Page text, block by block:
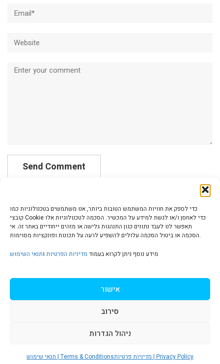
כדי לספק את חוויות המשתמש הטובות ביותר, אנו משתמשים בטכנולוגיות כמו
קובצי Cookie כדי לאחסן ו/או לגשת למידע על המכשיר. הסכמה לטכנולוגיות אלו
תאפשר לנו לעבד נתונים כגון התנהגות גלישה או מזהים ייחודיים באתר זה. אי
הסכמה או ביטול הסכמה עלולים להשפיע לרעה על תכונות ופונקציות מסוימות.
מידע נוסף ניתן לקרוא בעמוד מדיניות הפרטיות ותנאי השימוש
אישור
סירוב
ניהול הגדרות
תנאי שימוש | Terms & Conditions מדיניות פרטיות | Privacy Policy
Comment
הצהרת נגישות | Accessibility
© כל הזכויות שמורות לאיריס עשת כהן-גלריה לאמנות